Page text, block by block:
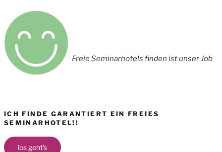
Freie Seminarhotels finden ist unser Job
ICH FINDE GARANTIERT EIN FREIES
SEMINARHOTEL!!
los geht's